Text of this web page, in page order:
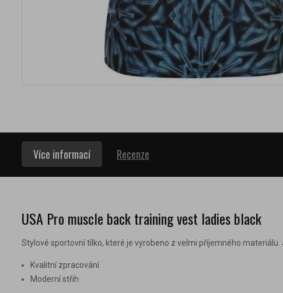
Více informací Recenze
USA Pro muscle back training vest ladies black
Stylové sportovní tílko, které je vyrobeno z velmi příjemného materiálu.
Kvalitní zpracování
Moderní střih